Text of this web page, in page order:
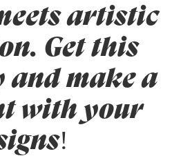
artistic
Get this
and make a
with your